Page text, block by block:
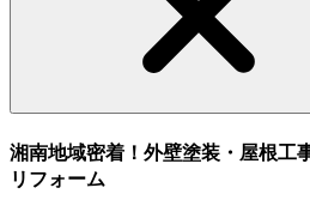
湘南地域密着！外壁塗装・屋根工
リフォーム